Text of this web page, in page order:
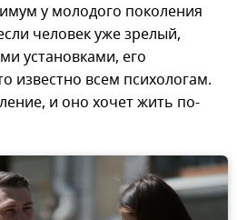
у молодого поколения
человек уже зрелый,
установками, его
известно всем психологам.
и оно хочет жить по-